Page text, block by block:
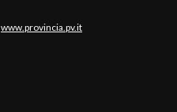
www.provincia.pv.it